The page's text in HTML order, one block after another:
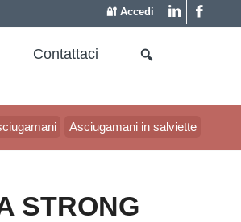
🔐 Accedi
Contattaci
Asciugamani in salviette
STRONG